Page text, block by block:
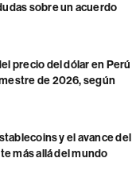
sobre un acuerdo
precio del dólar en Perú
de 2026, según
y el avance del
más allá del mundo